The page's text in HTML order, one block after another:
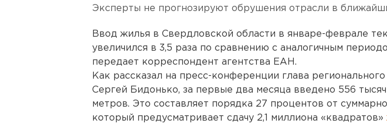
Эксперты не прогнозируют обрушения отрасли в
Ввод жилья в Свердловской области в январе-феврале
увеличился в 3,5 раза по сравнению с аналогичным
передает корреспондент агентства ЕАН.
Как рассказал на пресс-конференции глава
Сергей Бидонько, за первые два месяца введено 556
метров. Это составляет порядка 27 процентов от
который предусматривает сдачу 2,1 миллиона «квадратов»